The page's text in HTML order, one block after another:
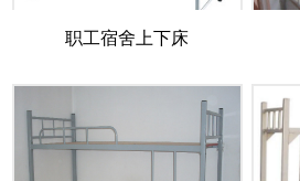
职工宿舍上下床